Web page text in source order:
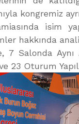
kongremiz
isim
hakkında
7 Salonda
23 Oturum